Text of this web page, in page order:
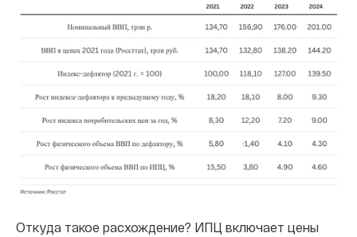
Откуда такое расхождение? ИПЦ включает цены